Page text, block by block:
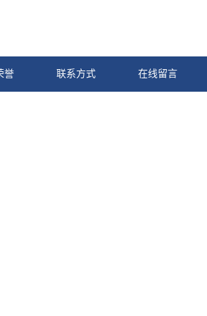
誉 联系方式 在线留言